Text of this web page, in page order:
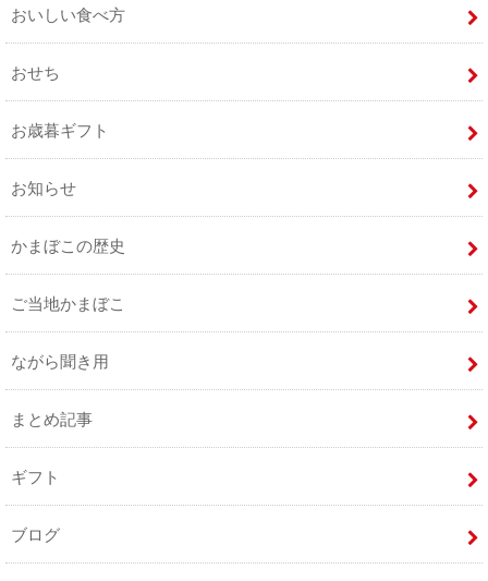
おいしい食べ方
おせち
お歳暮ギフト
お知らせ
かまぼこの歴史
ご当地かまぼこ
ながら聞き用
まとめ記事
ギフト
ブログ